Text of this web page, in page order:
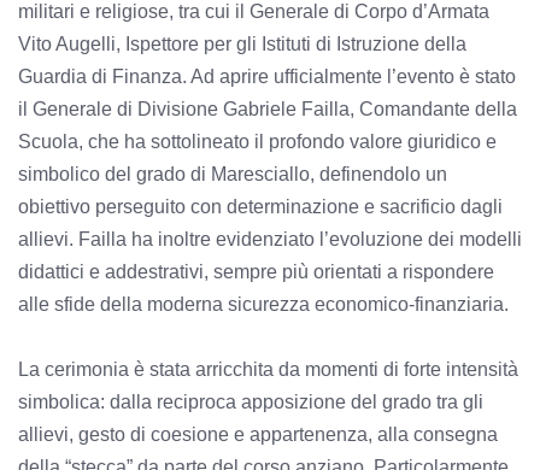
militari e religiose, tra cui il Generale di Corpo d’Armata
Vito Augelli, Ispettore per gli Istituti di Istruzione della
Guardia di Finanza. Ad aprire ufficialmente l’evento è stato
il Generale di Divisione Gabriele Failla, Comandante della
Scuola, che ha sottolineato il profondo valore giuridico e
simbolico del grado di Maresciallo, definendolo un
obiettivo perseguito con determinazione e sacrificio dagli
allievi. Failla ha inoltre evidenziato l’evoluzione dei modelli
didattici e addestrativi, sempre più orientati a rispondere
alle sfide della moderna sicurezza economico-finanziaria.
La cerimonia è stata arricchita da momenti di forte intensità
simbolica: dalla reciproca apposizione del grado tra gli
allievi, gesto di coesione e appartenenza, alla consegna